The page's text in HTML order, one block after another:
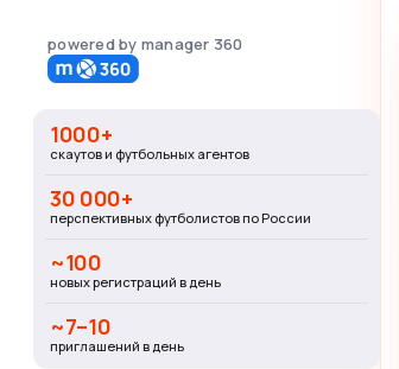
powered by manager 360
1000+
скаутов и футбольных агентов
30 000+
перспективных футболистов по России
~100
новых регистраций в день
~7–10
приглашений в день